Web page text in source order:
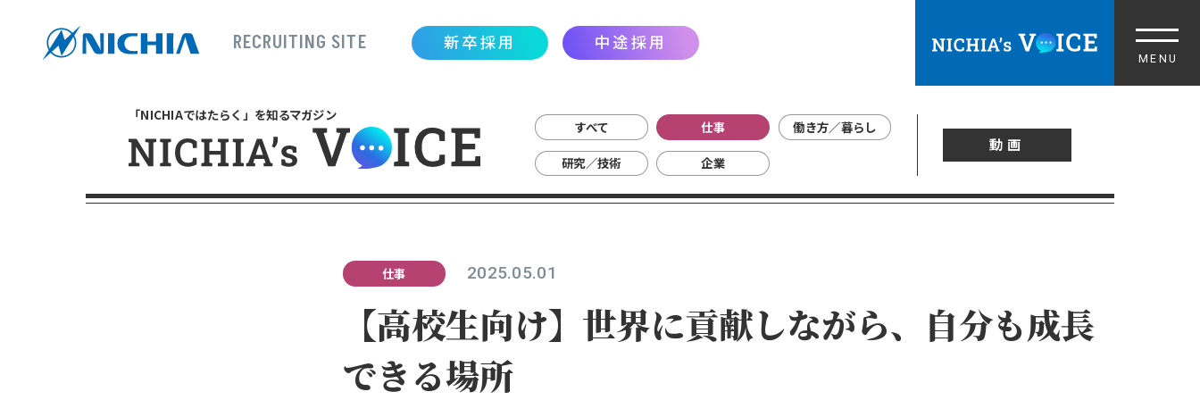
RECRUITING SITE
「NICHIAではたらく」を知るマガジン
すべて 仕事 働き方／暮らし
研究／技術 企業
動画
仕事 2025.05.01
【高校生向け】世界に貢献しながら、自分も成長
できる場所
新卒採用 中途採用
採用サイトTOP
新卒採用 TOP
募集要項
MY PAGE / ENTRY
インターンシップ
コース紹介
スケジュール
説明会スケジュール
募集職種
ENTRY
情報を受け取る
MY PAGE